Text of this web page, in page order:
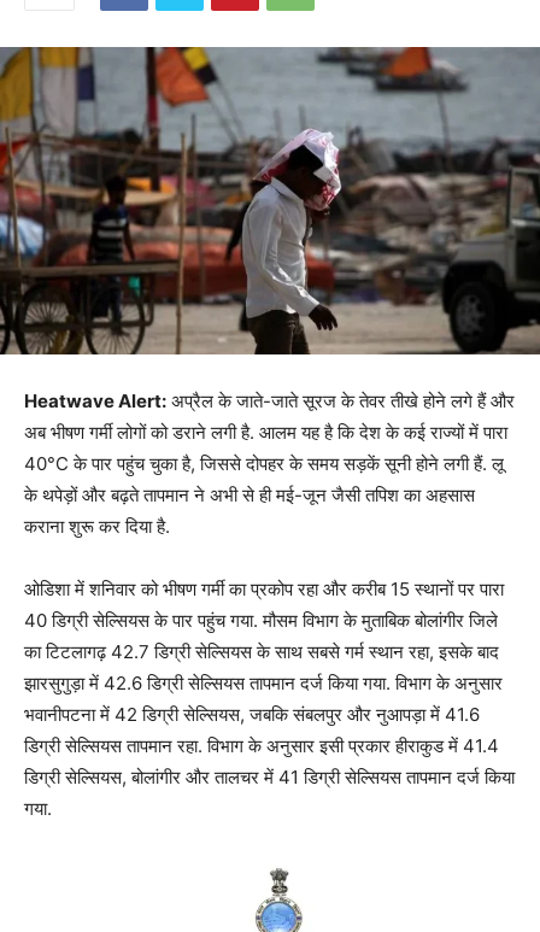
Heatwave Alert: अप्रैल के जाते-जाते सूरज के तेवर तीखे होने लगे हैं और
अब भीषण गर्मी लोगों को डराने लगी है. आलम यह है कि देश के कई राज्यों में पारा
40°C के पार पहुंच चुका है, जिससे दोपहर के समय सड़कें सूनी होने लगी हैं. लू
के थपेड़ों और बढ़ते तापमान ने अभी से ही मई-जून जैसी तपिश का अहसास
कराना शुरू कर दिया है.
ओडिशा में शनिवार को भीषण गर्मी का प्रकोप रहा और करीब 15 स्थानों पर पारा
40 डिग्री सेल्सियस के पार पहुंच गया. मौसम विभाग के मुताबिक बोलांगीर जिले
का टिटलागढ़ 42.7 डिग्री सेल्सियस के साथ सबसे गर्म स्थान रहा, इसके बाद
झारसुगुड़ा में 42.6 डिग्री सेल्सियस तापमान दर्ज किया गया. विभाग के अनुसार
भवानीपटना में 42 डिग्री सेल्सियस, जबकि संबलपुर और नुआपड़ा में 41.6
डिग्री सेल्सियस तापमान रहा. विभाग के अनुसार इसी प्रकार हीराकुड में 41.4
डिग्री सेल्सियस, बोलांगीर और तालचर में 41 डिग्री सेल्सियस तापमान दर्ज किया
गया.